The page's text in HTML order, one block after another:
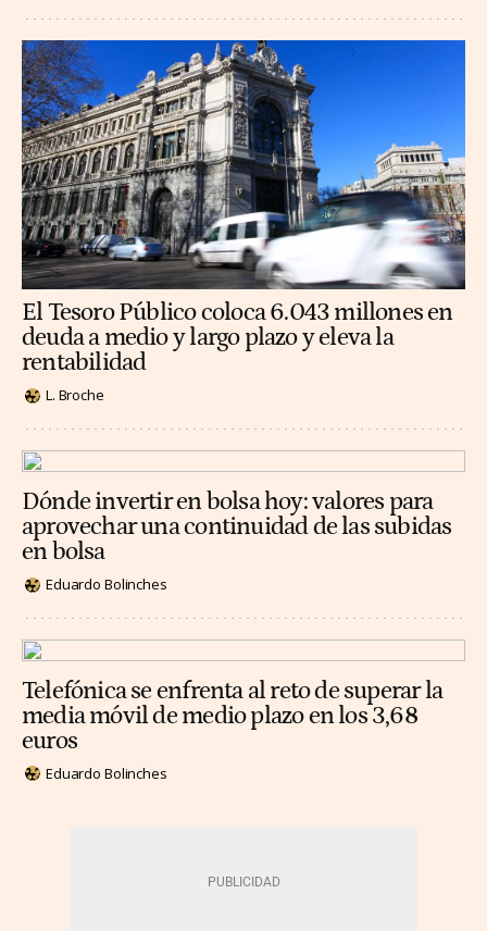
El Tesoro Público coloca 6.043 millones en
deuda a medio y largo plazo y eleva la
rentabilidad
L. Broche
Dónde invertir en bolsa hoy: valores para
aprovechar una continuidad de las subidas
en bolsa
Eduardo Bolinches
Telefónica se enfrenta al reto de superar la
media móvil de medio plazo en los 3,68
euros
Eduardo Bolinches